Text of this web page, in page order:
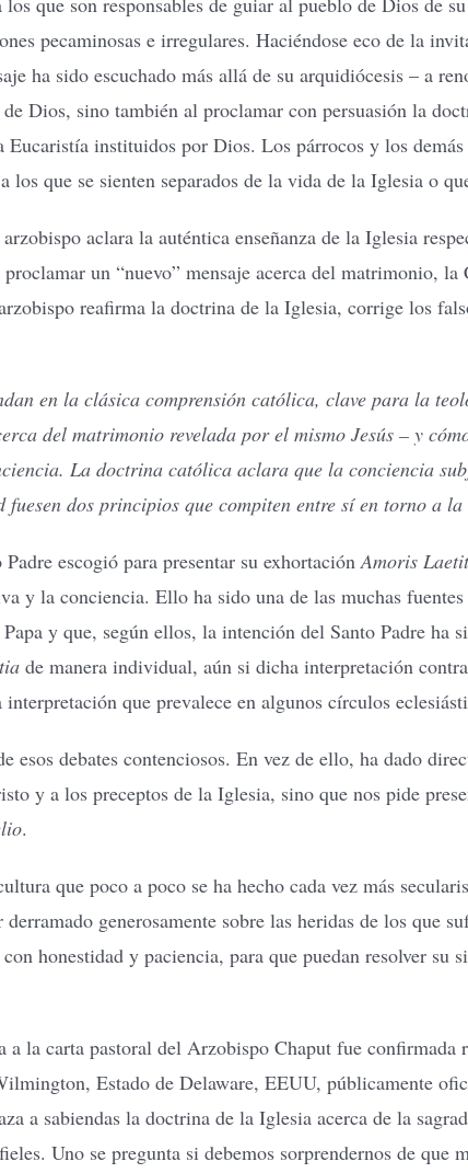
pecaminosas e irregulares. Haciéndose eco de la
ha sido escuchado más allá de su arquidiócesis – a
Dios, sino también al proclamar con persuasión la
instituidos por Dios. Los párrocos y los
los que se sienten separados de la vida de la Iglesia o
aclara la auténtica enseñanza de la Iglesia
proclamar un “nuevo” mensaje acerca del matrimonio,
reafirma la doctrina de la Iglesia, corrige los
en la clásica comprensión católica, clave para la
del matrimonio revelada por el mismo Jesús – y
La doctrina católica aclara que la conciencia
dos principios que compiten entre sí en torno a la
escogió para presentar su exhortaciónAmoris
y la conciencia. Ello ha sido una de las muchas
y que, según ellos, la intención del Santo Padre ha
de manera individual, aún si dicha interpretación
que prevalece en algunos círculos
esos debates contenciosos. En vez de ello, ha dado
y a los preceptos de la Iglesia, sino que nos pide
.
que poco a poco se ha hecho cada vez más
generosamente sobre las heridas de los que
honestidad y paciencia, para que puedan resolver
a la carta pastoral del Arzobispo Chaput fue
Estado de Delaware, EEUU, públicamente
a sabiendas la doctrina de la Iglesia acerca de la
Uno se pregunta si debemos sorprendernos de